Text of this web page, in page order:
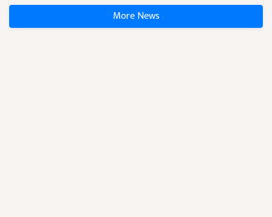
More News